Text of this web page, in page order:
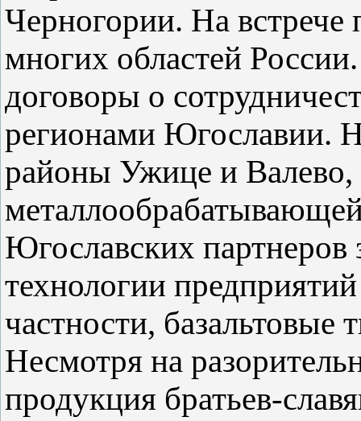
Черногории. На встрече
многих областей
договоры о
регионами Югославии.
районы Ужице и Валево,
Югославских партнеров
технологии
частности, базальтовые
Несмотря на
продукция братьев-